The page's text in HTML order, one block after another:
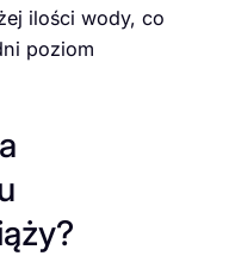
ilości wody, co
poziom